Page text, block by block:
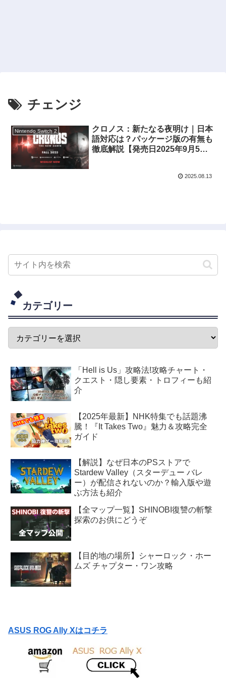
チェンジ
Nintendo Switch 2
クロノス：新たなる夜明け｜日本
語対応は？パッケージ版の有無も
徹底解説【発売日2025年9月5
2025.08.13
カテゴリー
「Hell is Us」攻略法!攻略チャート・
クエスト・隠し要素・トロフィーも紹
介
【2025年最新】NHK特集でも話題沸
騰！『It Takes Two』魅力＆攻略完全
ガイド
【解説】なぜ日本のPSストアで
Stardew Valley（スターデュー バレ
ー）が配信されないのか？輸入版や遊
ぶ方法も紹介
【全マップ一覧】SHINOBI復讐の斬撃
探索のお供にどうぞ
【目的地の場所】シャーロック・ホー
ムズ チャプター・ワン攻略
ASUS ROG Ally Xはコチラ